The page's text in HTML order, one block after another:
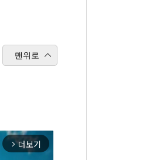
맨위로
arrow_forward_ios 더보기